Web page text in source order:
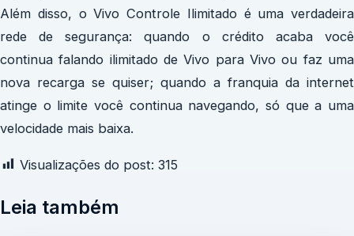
Além disso, o Vivo Controle Ilimitado é uma verdadeira
rede de segurança: quando o crédito acaba você
continua falando ilimitado de Vivo para Vivo ou faz uma
nova recarga se quiser; quando a franquia da internet
atinge o limite você continua navegando, só que a uma
velocidade mais baixa.
Visualizações do post: 315
Leia também